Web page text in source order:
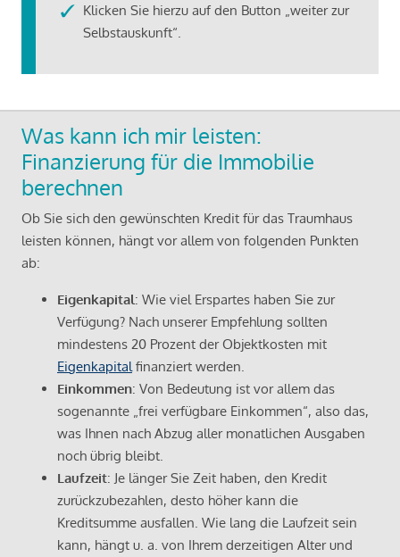
Klicken Sie hierzu auf den Button „weiter zur
Selbstauskunft“.
Was kann ich mir leisten:
Finanzierung für die Immobilie
berechnen
Ob Sie sich den gewünschten Kredit für das Traumhaus
leisten können, hängt vor allem von folgenden Punkten
ab:
Eigenkapital: Wie viel Erspartes haben Sie zur
Verfügung? Nach unserer Empfehlung sollten
mindestens 20 Prozent der Objektkosten mit
Eigenkapital finanziert werden.
Einkommen: Von Bedeutung ist vor allem das
sogenannte „frei verfügbare Einkommen“, also das,
was Ihnen nach Abzug aller monatlichen Ausgaben
noch übrig bleibt.
Laufzeit: Je länger Sie Zeit haben, den Kredit
zurückzubezahlen, desto höher kann die
Kreditsumme ausfallen. Wie lang die Laufzeit sein
kann, hängt u. a. von Ihrem derzeitigen Alter und